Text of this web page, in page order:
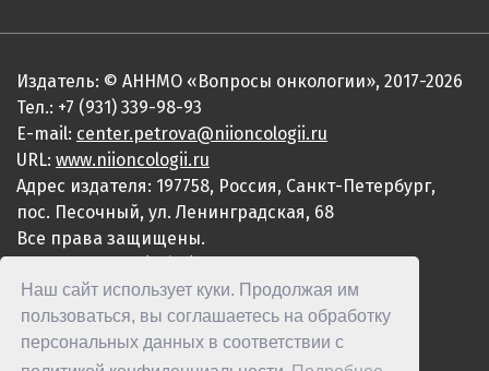
Наш сайт использует куки. Продолжая им
пользоваться, вы соглашаетесь на обработку
персональных данных в соответствии с
Издатель: © АННМО «Вопросы онкологии», 2017-2026
Тел.: +7 (931) 339-98-93
E-mail: center.petrova@niioncologii.ru
URL: www.niioncologii.ru
Адрес издателя: 197758, Россия, Санкт-Петербург,
пос. Песочный, ул. Ленинградская, 68
Все права защищены.
ISSN 2949-4915 (Online)